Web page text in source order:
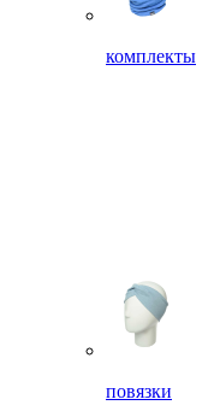
комплекты
повязки